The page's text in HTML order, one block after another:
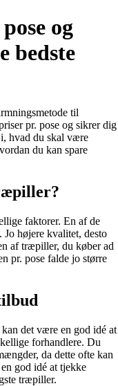
og
bedste
til
pr. pose og sikrer dig
hvad du skal være
du kan spare
faktorer. En af de
højere kvalitet, desto
af træpiller, du køber ad
pr. pose falde jo større
det være en god idé at
forhandlere. Du
da dette ofte kan
god idé at tjekke
træpiller.